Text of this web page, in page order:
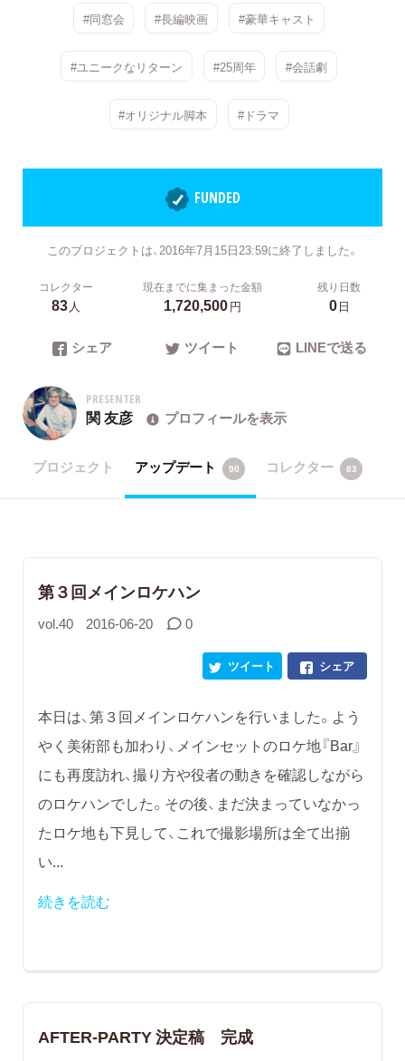
#同窓会 #長編映画 #豪華キャスト
#ユニークなリターン #25周年 #会話劇
#オリジナル脚本 #ドラマ
FUNDED
このプロジェクトは、2016年7月15日23:59に終了しました。
コレクター
83人
現在までに集まった金額
1,720,500円
残り日数
0日
シェア ツイート LINEで送る
PRESENTER
関 友彦 プロフィールを表示
プロジェクト アップデート 90 コレクター 83
第３回メインロケハン
vol.40 2016-06-20 0
シェア
ツイート
本日は、第３回メインロケハンを行いました。よう
やく美術部も加わり、メインセットのロケ地『Bar』
にも再度訪れ、撮り方や役者の動きを確認しながら
のロケハンでした。その後、まだ決まっていなかっ
たロケ地も下見して、これで撮影場所は全て出揃
い...
続きを読む
AFTER-PARTY 決定稿 完成